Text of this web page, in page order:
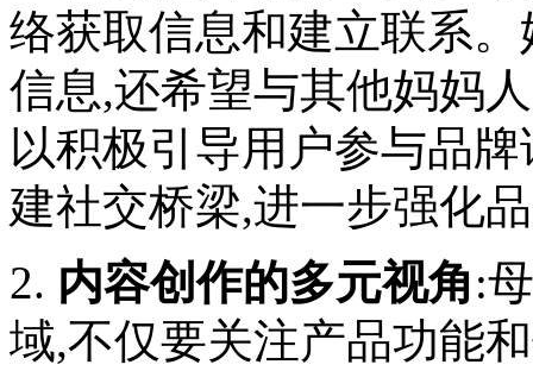
络获取信息和建立联系
信息,还希望与其他妈妈
以积极引导用户参与品
建社交桥梁,进一步强化
2. 内容创作的多元视角:
域,不仅要关注产品功能